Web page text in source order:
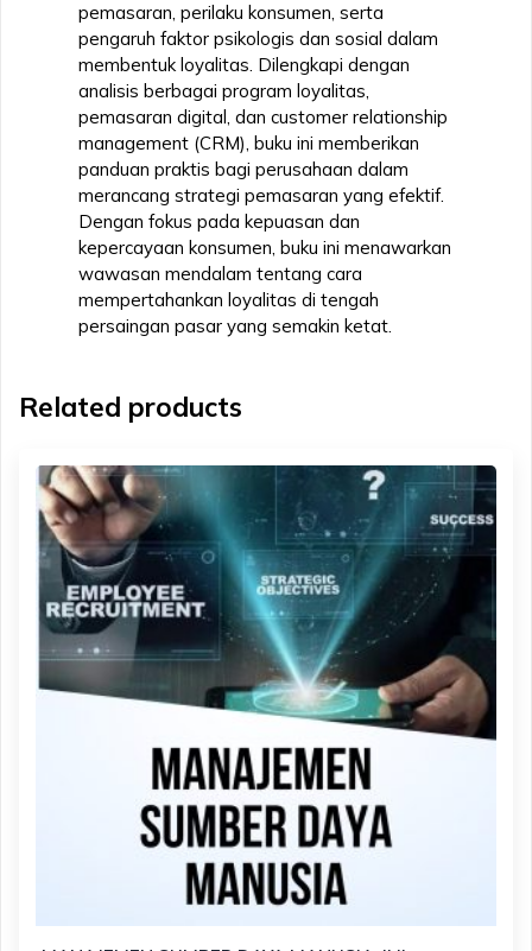
pemasaran, perilaku konsumen, serta
pengaruh faktor psikologis dan sosial dalam
membentuk loyalitas. Dilengkapi dengan
analisis berbagai program loyalitas,
pemasaran digital, dan customer relationship
management (CRM), buku ini memberikan
panduan praktis bagi perusahaan dalam
merancang strategi pemasaran yang efektif.
Dengan fokus pada kepuasan dan
kepercayaan konsumen, buku ini menawarkan
wawasan mendalam tentang cara
mempertahankan loyalitas di tengah
persaingan pasar yang semakin ketat.
Related products